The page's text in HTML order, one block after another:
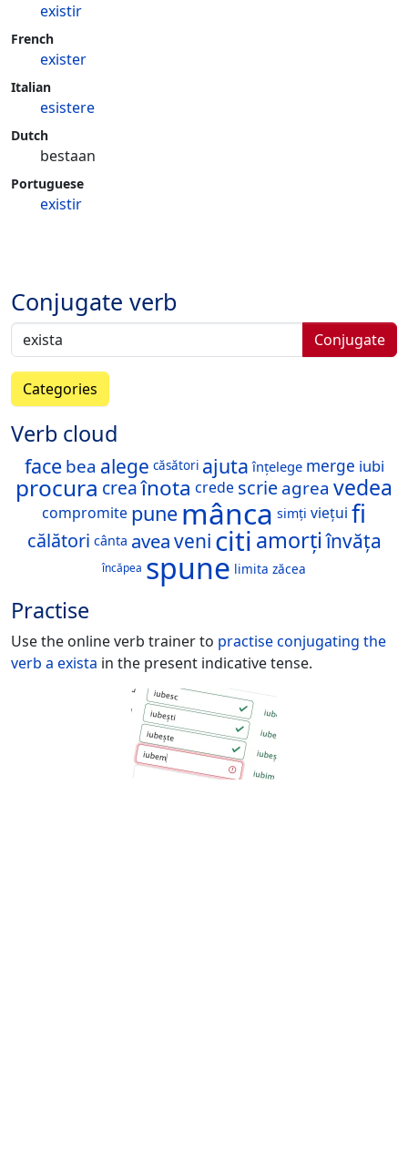
existir
French
exister
Italian
esistere
Dutch
bestaan
Portuguese
existir
Conjugate verb
Conjugate
Categories
Verb cloud
face bea alege căsători ajuta înțelege merge iubi
procura creaînota crede scrieagrea vedea
compromite pune mânca simți viețui fi
călători cânta aveaveni citi amorțiînvăța
încăpea spune limita zăcea
Practise
Use the online verb trainer to practise conjugating the
verb a exista in the present indicative tense.